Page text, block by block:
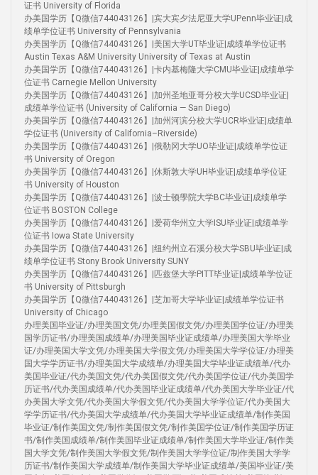
证书 University of Florida
办美国学历【Q微信744043126】|宾大宾夕法尼亚大学UPenn毕业证|成
绩单学位证书 University of Pennsylvania
办美国学历【Q微信744043126】|美国大学UT毕业证|成绩单学位证书
Austin Texas A&M University University of Texas at Austin
办美国学历【Q微信744043126】|卡内基梅隆大学CMU毕业证|成绩单学
位证书 Carnegie Mellon University
办美国学历【Q微信744043126】|加州圣地亚哥分校大学UCSD毕业证|
成绩单学位证书 (University of California — San Diego)
办美国学历【Q微信744043126】|加州河滨分校大学UCR毕业证|成绩单
学位证书 (University of California–Riverside)
办美国学历【Q微信744043126】|俄勒冈大学UO毕业证|成绩单学位证
书 University of Oregon
办美国学历【Q微信744043126】|休斯敦大学UH毕业证|成绩单学位证
书 University of Houston
办美国学历【Q微信744043126】|波士顿學院大学BC毕业证|成绩单学
位证书 BOSTON College
办美国学历【Q微信744043126】|爱荷华州立大学ISU毕业证|成绩单学
位证书 Iowa State University
办美国学历【Q微信744043126】|纽约州立石溪分校大学SBU毕业证|成
绩单学位证书 Stony Brook University SUNY
办美国学历【Q微信744043126】|匹兹堡大学PITT毕业证|成绩单学位证
书 University of Pittsburgh
办美国学历【Q微信744043126】|芝加哥大学毕业证|成绩单学位证书
University of Chicago
办理美国毕业证/办理美国文凭/办理美国假文凭/办理美国学位证/办理美
国学历证书/办理美国成绩单/办理美国毕业证成绩单/办理美国大学毕业
证/办理美国大学文凭/办理美国大学假文凭/办理美国大学学位证/办理美
国大学学历证书/办理美国大学成绩单/办理美国大学毕业证成绩单/代办
美国毕业证/代办美国文凭/代办美国假文凭/代办美国学位证/代办美国学
历证书/代办美国成绩单/代办美国毕业证成绩单/代办美国大学毕业证/代
办美国大学文凭/代办美国大学假文凭/代办美国大学学位证/代办美国大
学学历证书/代办美国大学成绩单/代办美国大学毕业证成绩单/制作美国
毕业证/制作美国文凭/制作美国假文凭/制作美国学位证/制作美国学历证
书/制作美国成绩单/制作美国毕业证成绩单/制作美国大学毕业证/制作美
国大学文凭/制作美国大学假文凭/制作美国大学学位证/制作美国大学学
历证书/制作美国大学成绩单/制作美国大学毕业证成绩单/美国毕业证/美